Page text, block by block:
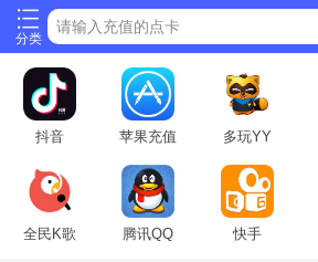
分类
请输入充值的点卡
抖音 苹果充值 多玩YY
全民K歌 腾讯QQ 快手